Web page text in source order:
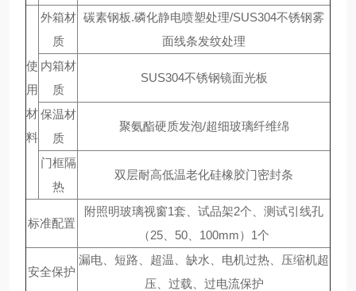
使
用
材
料
外箱材
质
碳素钢板.磷化静电喷塑处理/SUS304不锈钢雾
面线条发纹处理
内箱材
质
SUS304不锈钢镜面光板
保温材
质
聚氨酯硬质发泡/超细玻璃纤维绵
门框隔
热
双层耐高低温老化硅橡胶门密封条
标准配置
附照明玻璃视窗1套、试品架2个、测试引线孔
（25、50、100mm）1个
安全保护
漏电、短路、超温、缺水、电机过热、压缩机超
压、过载、过电流保护